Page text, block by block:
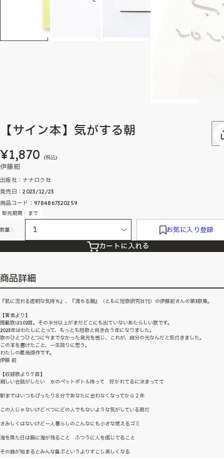
【サイン本】気がする朝
¥1,870 (税込)
伊藤紺
出版社：ナナロク社
発売日：2023/12/23
商品コード：9784867320259
販売期間：まで
数量： お気に入り登録
カートに入れる
商品詳細
『肌に流れる透明な気持ち』、『満ちる腕』（ともに短歌研究社刊）の伊藤紺さんの第3歌集。
【著者より】
掲載歌は102首。その半分以上がまだどこにも出ていないあたらしい歌です。
2023年はわたしにとって、もっとも短歌と向き合う年になりました。
歌のひとつひとつに今までなかった発光を感じ、これが、自分の光なんだと気付きました。
この本を書けたこと、一生誇りに思う。
わたしの最高傑作です。
伊藤 紺
【収録歌より７首】
親しい会話がしたい 水のペットボトル持って 好かれてるに決まってて
駅まではいつもぴったり８分であなたに会わなくなってから２年
この人じゃないけどべつにどの人でもないような気がしている朝だ
さみしくはないけど一人暮らしのこんなにも小さな燃えるゴミ
海を見た日は胸に海が残ること ふつうに人を信じてること
その曲が始まるとみんな喜ぶというよりすこし美しくなる